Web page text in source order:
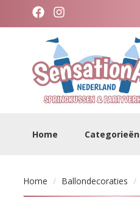
facebook
Home Categorieën
Home Ballondecoraties